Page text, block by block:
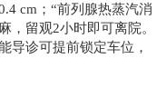
cm；“前列腺热蒸汽消
，留观2小时即可离院。
导诊可提前锁定车位，